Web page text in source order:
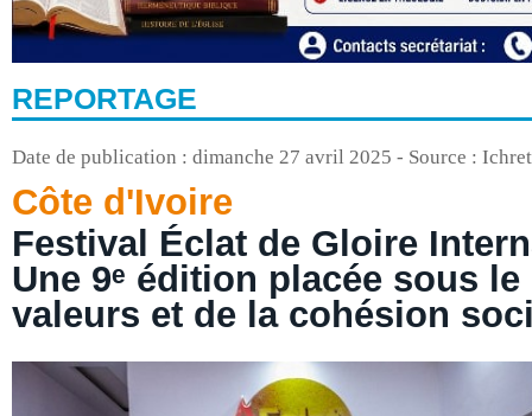
REPORTAGE
Date de publication : dimanche 27 avril 2025 - Source :
Côte d'Ivoire
Festival Éclat de Gloire
Une 9ᵉ édition placée sous
valeurs et de la cohésion